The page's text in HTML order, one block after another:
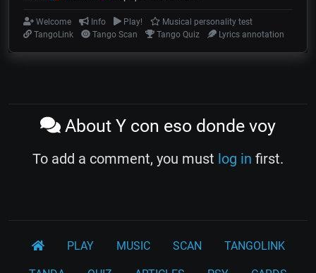
Welcome Info Play!
Musical personality test
TangoLink
Tango Scan Tango Quiz Lyrics annotation
About Y con eso donde voy
To add a comment, you must log in first.
PLAY MUSIC SCAN TANGOLINK